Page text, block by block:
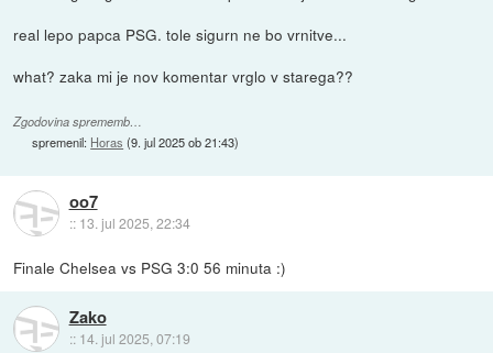
real lepo papca PSG. tole sigurn ne bo vrnitve...
what? zaka mi je nov komentar vrglo v starega??
Zgodovina sprememb…
spremenil: Horas (9. jul 2025 ob 21:43)
oo7
:: 13. jul 2025, 22:34
Finale Chelsea vs PSG 3:0 56 minuta :)
Zako
:: 14. jul 2025, 07:19